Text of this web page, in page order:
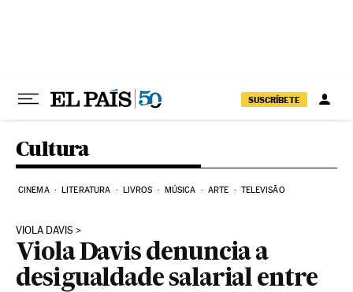
SUSCRÍBETE
Cultura
CINEMA LITERATURA LIVROS MÚSICA ARTE TELEVISÃO
VIOLA DAVIS
Viola Davis denuncia a
desigualdade salarial entre